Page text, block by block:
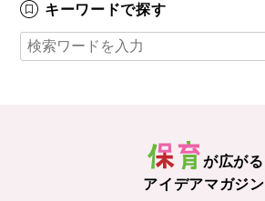
キーワードで探す
が広がる
アイデアマガジン